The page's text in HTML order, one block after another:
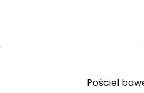
Pościel